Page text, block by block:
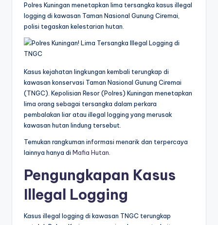
c
e
b
o
k
a
t
s
p
s
s
e
g
r
n
e
l
e
g
a
y
p
a
r
Polres Kuningan menetapkan lima tersangka kasus illegal
logging di kawasan Taman Nasional Gunung Ciremai,
polisi tegaskan kelestarian hutan.
Kasus kejahatan lingkungan kembali terungkap di
kawasan konservasi Taman Nasional Gunung Ciremai
(TNGC). Kepolisian Resor (Polres) Kuningan menetapkan
lima orang sebagai tersangka dalam perkara
pembalakan liar atau illegal logging yang merusak
kawasan hutan lindung tersebut.
Temukan rangkuman informasi menarik dan terpercaya
lainnya hanya di Mafia Hutan
Pengungkapan Kasus
Illegal Logging
Kasus illegal logging di kawasan TNGC terungkap